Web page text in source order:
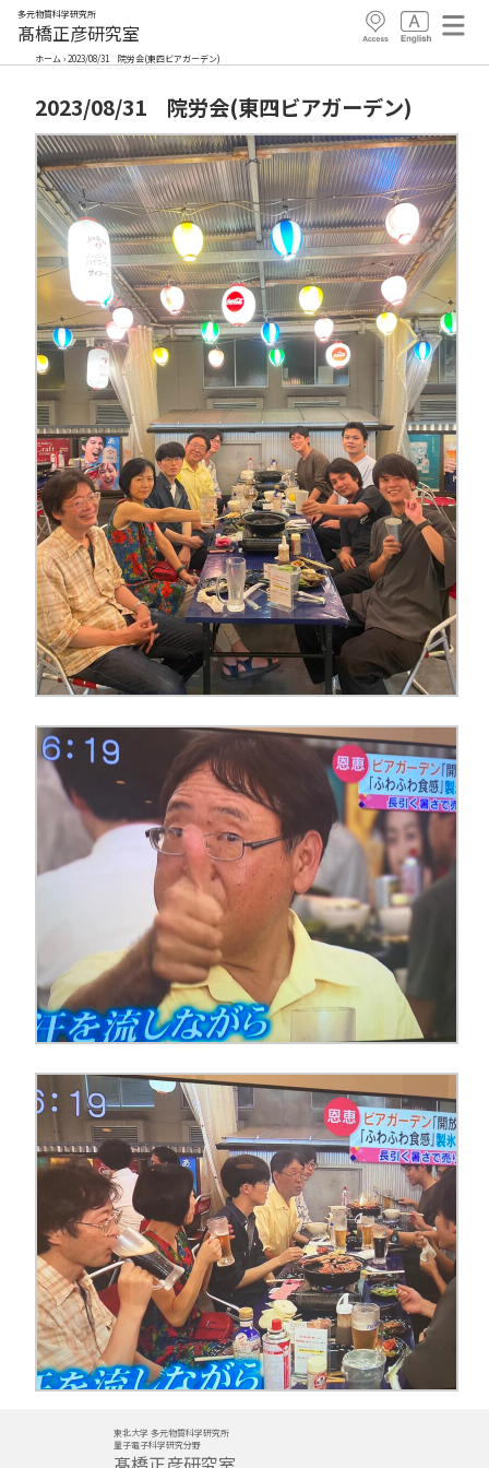
多元物質科学研究所
髙橋正彦研究室
ホーム ›2023/08/31 院労会(東四ビアガーデン)
2023/08/31 院労会(東四ビアガーデン)
東北大学 多元物質科学研究所
量子電子科学研究分野